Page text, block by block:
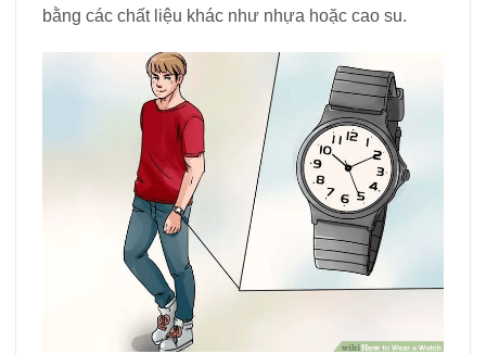
bằng các chất liệu khác như nhựa hoặc cao su.